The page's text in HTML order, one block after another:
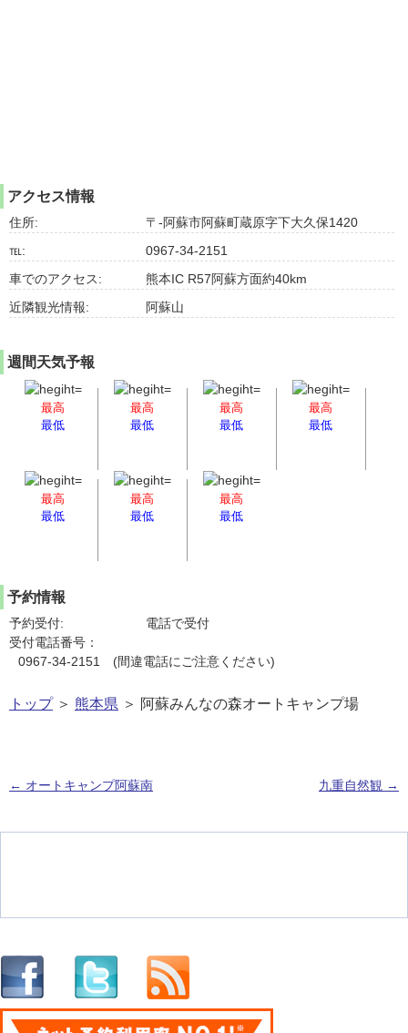
アクセス情報
住所:
〒-阿蘇市阿蘇町蔵原字下大久保1420
℡:
0967-34-2151
車でのアクセス:
熊本IC R57阿蘇方面約40km
近隣観光情報:
阿蘇山
週間天気予報
最高
最低
最高
最低
最高
最低
最高
最低
最高
最低
最高
最低
最高
最低
予約情報
予約受付:
電話で受付
受付電話番号：
0967-34-2151 (間違電話にご注意ください)
トップ＞ 熊本県 ＞ 阿蘇みんなの森オートキャンプ場
← オートキャンプ阿蘇南 九重自然観 →